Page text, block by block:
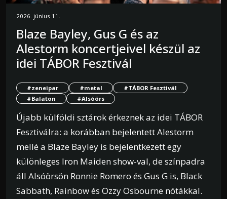
2026. június 11.
Blaze Bayley, Gus G és az
Alestorm koncertjeivel készül az
idei TÁBOR Fesztivál
#zeneipar #metal
#TÁBOR Fesztivál
#Balaton
#Alsóörs
Újabb külföldi sztárok érkeznek az idei TÁBOR
Fesztiválra: a korábban bejelentett Alestorm
mellé a Blaze Bayley is bejelentkezett egy
különleges Iron Maiden show-val, de színpadra
áll Alsóörsön Ronnie Romero és Gus G is, Black
Sabbath, Rainbow és Ozzy Osbourne nótákkal.